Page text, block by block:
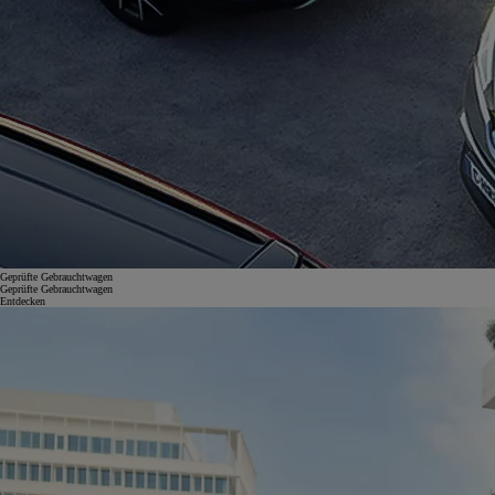
Geprüfte Gebrauchtwagen
Geprüfte Gebrauchtwagen
Entdecken